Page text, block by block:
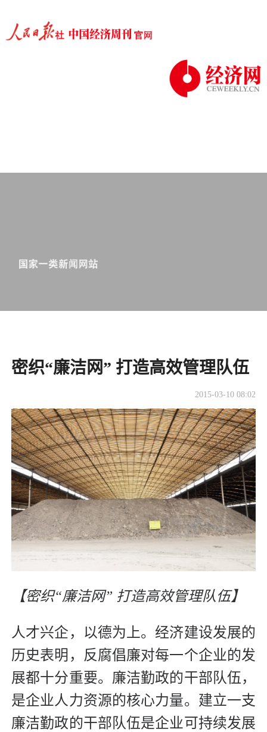
密织“廉洁网” 打造高效管理队伍
2015-03-10 08:02
【密织“廉洁网” 打造高效管理队伍】
人才兴企，以德为上。经济建设发展的
历史表明，反腐倡廉对每一个企业的发
展都十分重要。廉洁勤政的干部队伍，
是企业人力资源的核心力量。建立一支
廉洁勤政的干部队伍是企业可持续发展